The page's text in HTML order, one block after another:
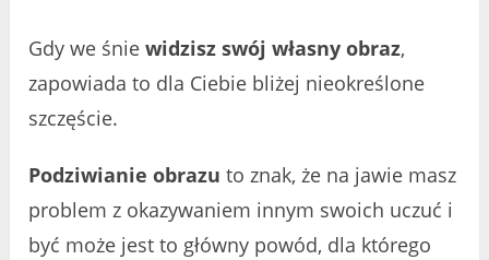
Gdy we śnie widzisz swój własny obraz,
zapowiada to dla Ciebie bliżej nieokreślone
szczęście.
Podziwianie obrazu to znak, że na jawie masz
problem z okazywaniem innym swoich uczuć i
być może jest to główny powód, dla którego